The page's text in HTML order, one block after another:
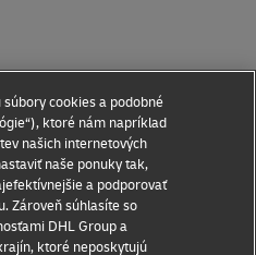
cookies a podobné
ktoré nám napríklad
našich internetových
naše ponuky tak,
a podporovať
Zároveň súhlasíte so
DHL Group a
ktoré neposkytujú